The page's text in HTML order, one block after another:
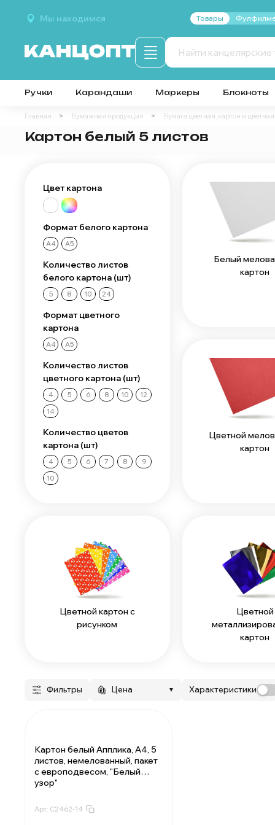
Мы находимся Товары
Ручки Карандаши Маркеры Блокноты
Главная Бумажная продукция Бумага цветная, картон и
Картон белый 5 листов
Цвет картона
Формат белого картона
А4 А5
Количество листов
белого картона (шт)
5 8 10 24
Формат цветного
картона
А4 А5
Количество листов
цветного картона (шт)
4 5 6 8 10
12
14
Количество цветов
картона (шт)
4 5 6 7 8
9
10
Белый
картон
Цветной
картон
Цветной картон с
рисунком
Цветной
картон
Фильтры Цена ▼ Характеристики
Картон белый Апплика, А4, 5
листов, немелованный, пакет
с европодвесом, "Белый
узор"
Арт: С2462-14
За 1 упаковку: